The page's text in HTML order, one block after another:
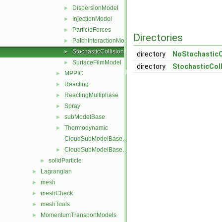
► DispersionModel
► InjectionModel
► ParticleForces
► PatchInteractionModel
► StochasticCollision
► SurfaceFilmModel
► MPPIC
► Reacting
► ReactingMultiphase
► Spray
► subModelBase
►
Thermodynamic
CloudSubModelBase.C
► CloudSubModelBase.H
► solidParticle
► Lagrangian
► mesh
► meshCheck
► meshTools
► MomentumTransportModels
Directories
directory
directory